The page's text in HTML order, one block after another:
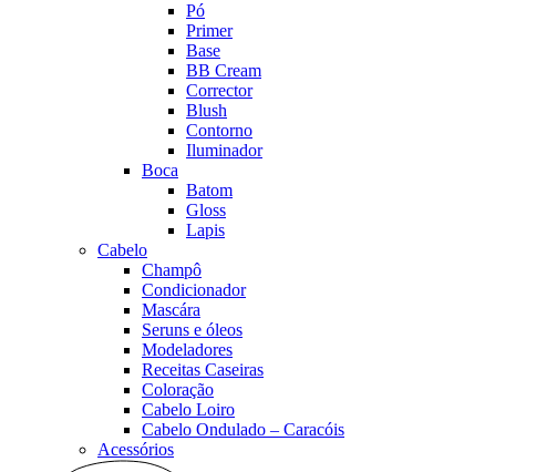
Pó
Primer
Base
BB Cream
Corrector
Blush
Contorno
Iluminador
Boca
Batom
Gloss
Lapis
Cabelo
Champô
Condicionador
Mascára
Seruns e óleos
Modeladores
Receitas Caseiras
Coloração
Cabelo Loiro
Cabelo Ondulado – Caracóis
Acessórios